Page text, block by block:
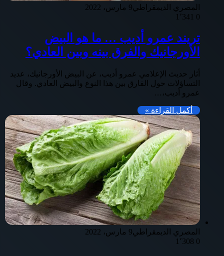
المصري الديمقراطي9 مارس، 2022
0
تريند عمرو أديب … ما هو البيض
الأورجانيك والفرق بينه وبين العادي؟
أثار حديث الإعلامي عمرو أديب، عن البيض الأورجانيك، عديد
التساؤلات حول الفارق بين هذا النوع والبيض العادي. وقال
عمرو أديب،…
أكمل القراءة »
المصري الديمقراطي9 مارس، 2022
0